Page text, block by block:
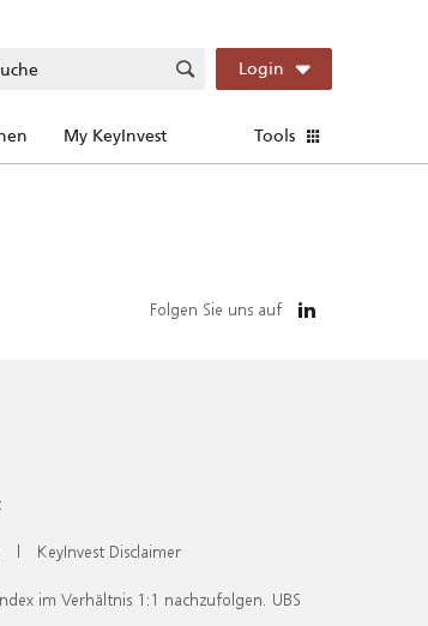
Login
My KeyInvest Tools
Folgen Sie uns auf
| KeyInvest Disclaimer
im Verhältnis 1:1 nachzufolgen. UBS